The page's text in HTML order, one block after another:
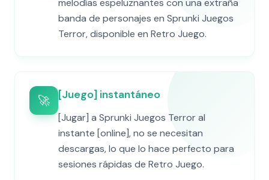
melodías espeluznantes con una extraña
banda de personajes en Sprunki Juegos
Terror, disponible en Retro Juego.
🚀 [Juego] instantáneo
[Jugar] a Sprunki Juegos Terror al
instante [online], no se necesitan
descargas, lo que lo hace perfecto para
sesiones rápidas de Retro Juego.